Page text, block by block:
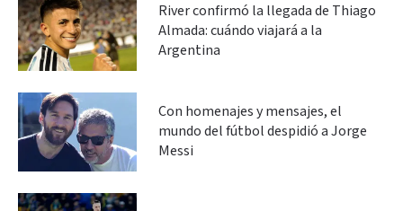
River confirmó la llegada de Thiago
Almada: cuándo viajará a la
Argentina
Con homenajes y mensajes, el
mundo del fútbol despidió a Jorge
Messi